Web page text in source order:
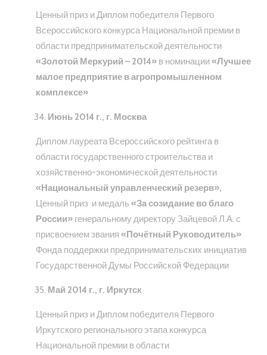
Ценный приз и Диплом победителя Первого
Всероссийского конкурса Национальной премии в
области предпринимательской деятельности
«Золотой Меркурий – 2014» в номинации«Лучшее
малое предприятие в агропромышленном
комплексе»
Июнь 2014 г., г. Москва
Диплом лауреата Всероссийского рейтинга в
области государственного строительства и
хозяйственно-экономической деятельности
«Национальный управленческий резерв»,
Ценный приз и медаль «За созидание во благо
России» генеральному директору Зайцевой Л.А. с
присвоением звания «Почётный Руководитель»
Фонда поддержки предпринимательских инициатив
Государственной Думы Российской Федерации
Май 2014 г., г. Иркутск
Ценный приз и Диплом победителя Первого
Иркутского регионального этапа конкурса
Национальной премии в области